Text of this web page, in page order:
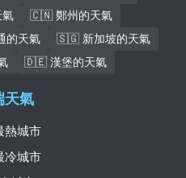
🇨🇳 鄭州的天氣
天氣
🇸🇬 新加坡的天氣
🇩🇪 漢堡的天氣
天氣
熱城市
冷城市